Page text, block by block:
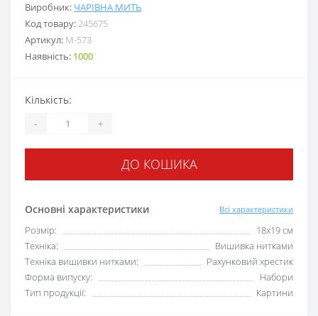
Виробник: ЧАРІВНА МИТЬ
Код товару:245675
Артикул: М-573
Наявність: 1000
Основні характеристики Всі характеристики
Розмір:
18х19 см
Техніка:
Вишивка нитками
Техніка вишивки нитками:
Рахунковий хрестик
Форма випуску:
Набори
Тип продукції:
Картини
Кількість:
- +
ДО КОШИКА